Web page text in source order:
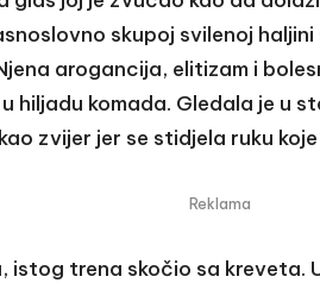
skupoj svilenoj
arogancija, elitizam i
hiljadu komada. Gledala je u
zvijer jer se stidjela ruku
Reklama
istog trena skočio sa kreveta.